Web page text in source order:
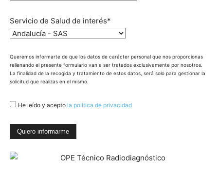
Servicio de Salud de interés*
Queremos informarte de que los datos de carácter personal que nos proporcionas
rellenando el presente formulario van a ser tratados exclusivamente por nosotros.
La finalidad de la recogida y tratamiento de estos datos, será solo para gestionar la
solicitud que realizas en el mismo.
He leído y acepto la politica de privacidad